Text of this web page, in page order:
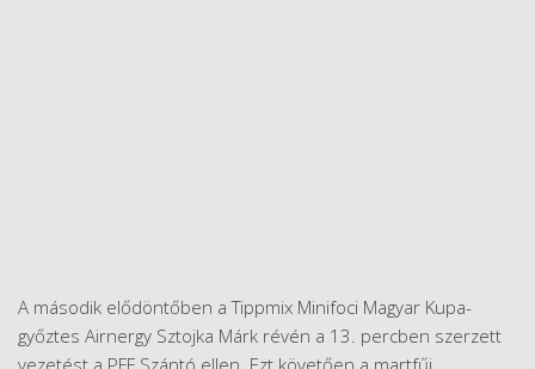
A második elődöntőben a Tippmix Minifoci Magyar Kupa-
győztes Airnergy Sztojka Márk révén a 13. percben szerzett
vezetést a PFF Szántó ellen. Ezt követően a martfűi